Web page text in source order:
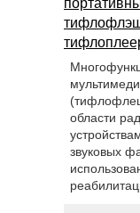
области
звуковых